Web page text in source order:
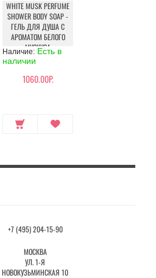
WHITE MUSK PERFUME
SHOWER BODY SOAP -
ГЕЛЬ ДЛЯ ДУША С
АРОМАТОМ БЕЛОГО
МУСКУСА
Наличие: Есть в
наличии
1060.00Р.
+7 (495) 204-15-90
МОСКВА
УЛ. 1-Я
НОВОКУЗЬМИНСКАЯ 10